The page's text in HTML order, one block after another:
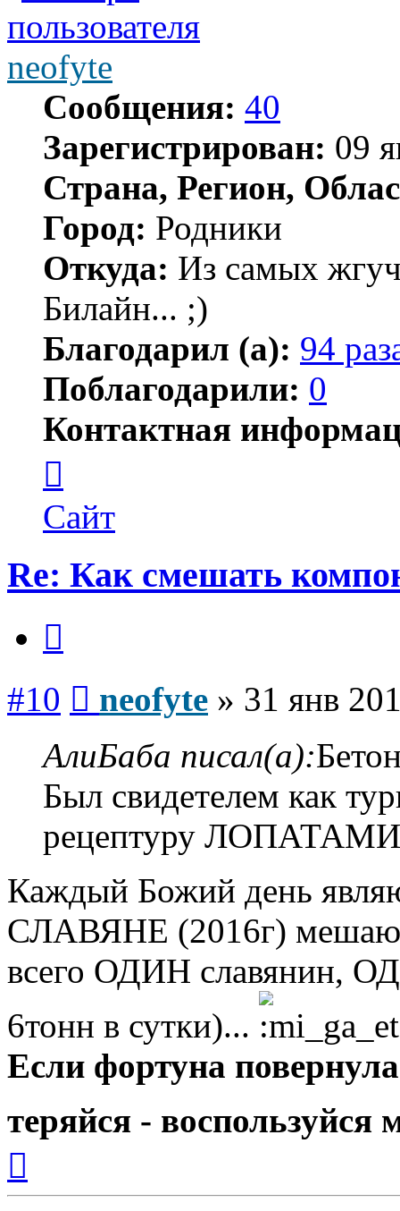
neofyte
Сообщения: 40
Зарегистрирован: 09
Страна, Регион,
Город: Родники
Откуда: Из самых
Билайн... ;)
Благодарил (а): 94
Поблагодарили: 0
Контактная
пользователя
neofyte
Сайт
Re: Как смешать
#10 neofyte » 31 янв
АлиБаба писал(а):
Был свидетелем как
рецептуру
Каждый Божий день
СЛАВЯНЕ (2016г)
всего ОДИН славянин,
6тонн в сутки)...
Если фортуна
теряйся - воспользуйся
началу